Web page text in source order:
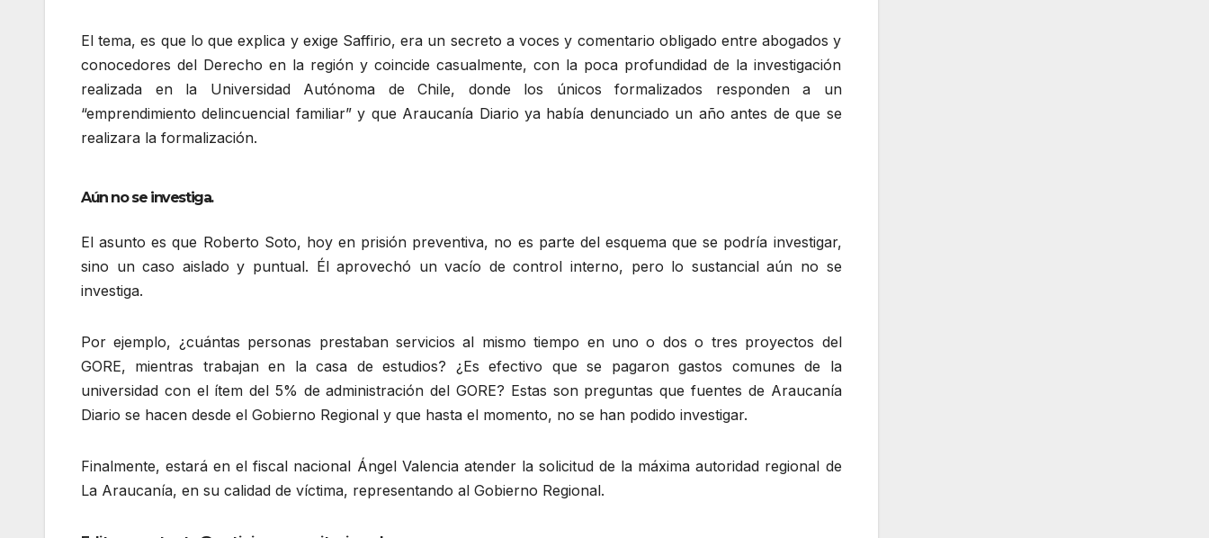
El tema, es que lo que explica y exige Saffirio, era un secreto a voces y comentario obligado entre abogados y
conocedores del Derecho en la región y coincide casualmente, con la poca profundidad de la investigación
realizada en la Universidad Autónoma de Chile, donde los únicos formalizados responden a un
“emprendimiento delincuencial familiar” y que Araucanía Diario ya había denunciado un año antes de que se
realizara la formalización.
Aún no se investiga.
El asunto es que Roberto Soto, hoy en prisión preventiva, no es parte del esquema que se podría investigar,
sino un caso aislado y puntual. Él aprovechó un vacío de control interno, pero lo sustancial aún no se
investiga.
Por ejemplo, ¿cuántas personas prestaban servicios al mismo tiempo en uno o dos o tres proyectos del
GORE, mientras trabajan en la casa de estudios? ¿Es efectivo que se pagaron gastos comunes de la
universidad con el ítem del 5% de administración del GORE? Estas son preguntas que fuentes de Araucanía
Diario se hacen desde el Gobierno Regional y que hasta el momento, no se han podido investigar.
Finalmente, estará en el fiscal nacional Ángel Valencia atender la solicitud de la máxima autoridad regional de
La Araucanía, en su calidad de víctima, representando al Gobierno Regional.